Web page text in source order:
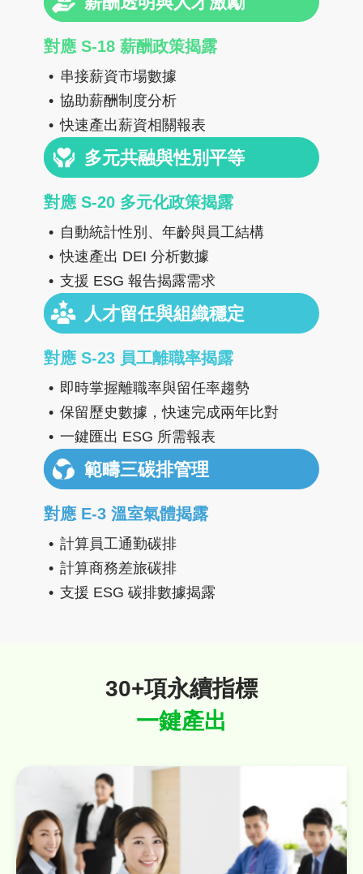
對應 S-18 薪酬政策揭露
串接薪資市場數據
協助薪酬制度分析
快速產出薪資相關報表
多元共融與性別平等
對應 S-20 多元化政策揭露
自動統計性別、年齡與員工結構
快速產出 DEI 分析數據
支援 ESG 報告揭露需求
人才留任與組織穩定
對應 S-23 員工離職率揭露
即時掌握離職率與留任率趨勢
保留歷史數據，快速完成兩年比對
一鍵匯出 ESG 所需報表
範疇三碳排管理
對應 E-3 溫室氣體揭露
計算員工通勤碳排
計算商務差旅碳排
支援 ESG 碳排數據揭露
30+項永續指標
一鍵產出